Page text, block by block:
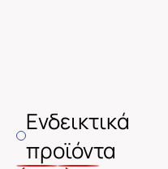
Ενδεικτικά
προϊόντα